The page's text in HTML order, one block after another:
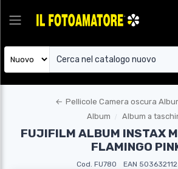
← Pellicole Camera oscura
Album
Album a
FUJIFILM ALBUM INSTAX
FLAMINGO
Cod. FU780 EAN